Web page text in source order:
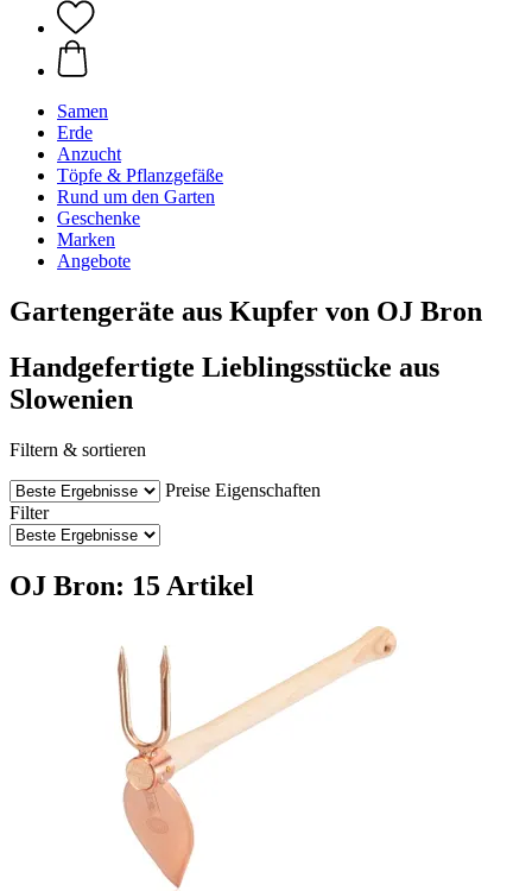
Samen
Erde
Anzucht
Töpfe & Pflanzgefäße
Rund um den Garten
Geschenke
Marken
Angebote
Gartengeräte aus Kupfer von OJ Bron
Handgefertigte Lieblingsstücke aus
Slowenien
Filtern & sortieren
Preise Eigenschaften
Filter
OJ Bron: 15 Artikel